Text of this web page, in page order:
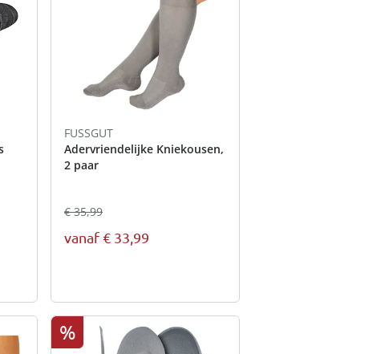
FUSSGUT
Adervriendelijke Kniekousen,
2 paar
€ 35,99
vanaf€ 33,99
%